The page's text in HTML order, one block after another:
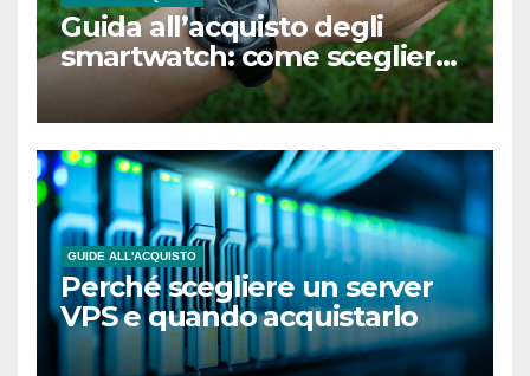
Guida all’acquisto degli
smartwatch: come scegliere
il modello giusto per te
GUIDE ALL'ACQUISTO
Perché scegliere un server
VPS e quando acquistarlo